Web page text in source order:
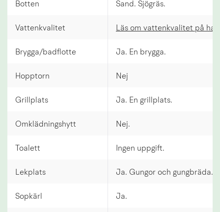
Botten Sand. Sjögräs.
Vattenkvalitet Läs om vattenkvalitet på
Brygga/badflotte Ja. En brygga.
Hopptorn Nej
Grillplats Ja. En grillplats.
Omklädningshytt Nej.
Toalett Ingen uppgift.
Lekplats Ja. Gungor och gungbräda.
Sopkärl Ja.